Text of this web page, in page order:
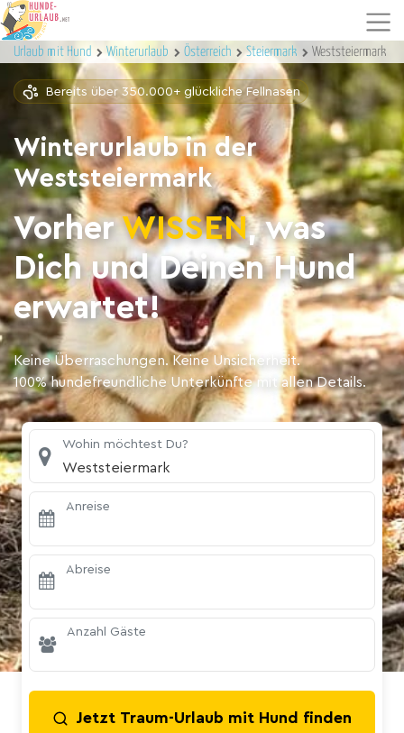
Urlaub mit Hund Winterurlaub Österreich Steiermark Weststeiermark
Bereits über 350.000+ glückliche Fellnasen
Winterurlaub in der
Weststeiermark
VorherWISSEN, was
Dich und Deinen Hund
erwartet!
Keine Überraschungen. Keine Unsicherheit.
100% hundefreundliche Unterkünfte mit allen Details.
Wohin möchtest Du?
Weststeiermark
Anreise
Abreise
Anzahl Gäste
Jetzt Traum-Urlaub mit Hund finden